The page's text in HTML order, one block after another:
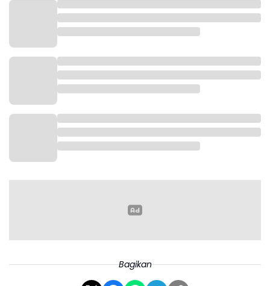
Bagikan